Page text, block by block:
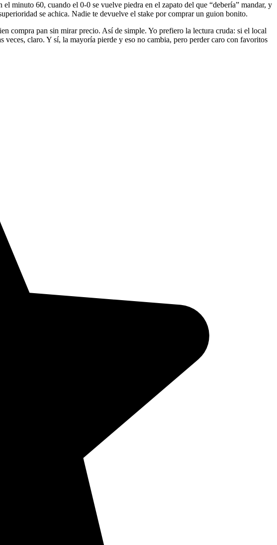
minuto 60, cuando el 0-0 se vuelve piedra en el zapato del que “debería” mandar, y
se achica. Nadie te devuelve el stake por comprar un guion bonito.
compra pan sin mirar precio. Así de simple. Yo prefiero la lectura cruda: si el local
claro. Y sí, la mayoría pierde y eso no cambia, pero perder caro con favoritos